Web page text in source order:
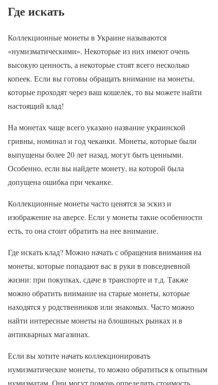
Где искать
Коллекционные монеты в Украине называются
«нумизматическими». Некоторые из них имеют очень
высокую ценность, а некоторые стоят всего несколько
копеек. Если вы готовы обращать внимание на монеты,
которые проходят через ваш кошелек, то вы можете найти
настоящий клад!
На монетах чаще всего указано название украинской
гривны, номинал и год чеканки. Монеты, которые были
выпущены более 20 лет назад, могут быть ценными.
Особенно, если вы найдете монету, на которой была
допущена ошибка при чеканке.
Коллекционные монеты часто ценятся за эскиз и
изображение на аверсе. Если у монеты такие особенности
есть, то она стоит обратить на нее внимание.
Где искать клад? Можно начать с обращения внимания на
монеты, которые попадают вас в руки в повседневной
жизни: при покупках, сдаче в транспорте и т.д. Также
можно обратить внимание на старые монеты, которые
находятся у родственников или знакомых. Часто можно
найти интересные монеты на блошиных рынках и в
антикварных магазинах.
Если вы хотите начать коллекционировать
нумизматические монеты, то можно обратиться к опытным